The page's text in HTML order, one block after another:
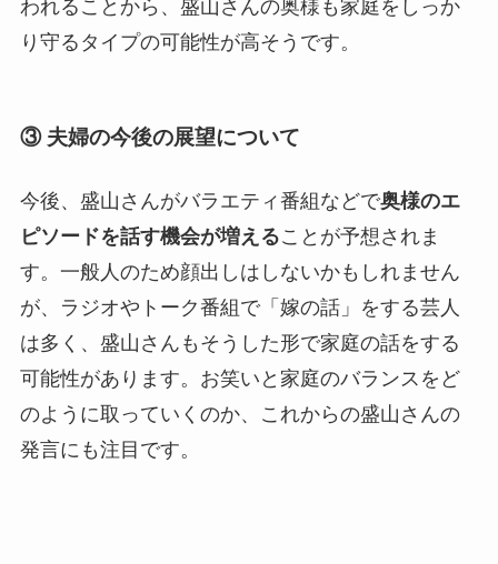
われることから、盛山さんの奥様も家庭をしっか
り守るタイプの可能性が高そうです。
③ 夫婦の今後の展望について
今後、盛山さんがバラエティ番組などで奥様のエ
ピソードを話す機会が増えることが予想されま
す。一般人のため顔出しはしないかもしれません
が、ラジオやトーク番組で「嫁の話」をする芸人
は多く、盛山さんもそうした形で家庭の話をする
可能性があります。お笑いと家庭のバランスをど
のように取っていくのか、これからの盛山さんの
発言にも注目です。